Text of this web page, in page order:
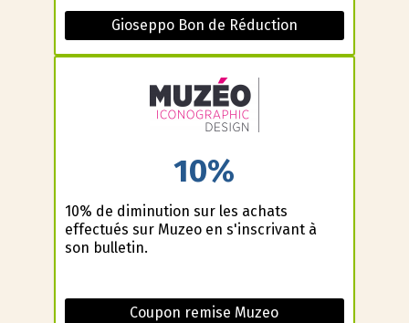
Gioseppo Bon de Réduction
10%
10% de diminution sur les achats
effectués sur Muzeo en s'inscrivant à
son bulletin.
Coupon remise Muzeo